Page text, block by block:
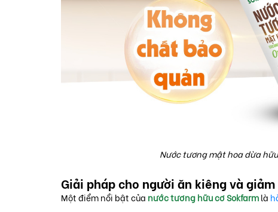
Nước tương mật hoa dừa
Giải pháp cho người ăn kiêng và
Một điểm nổi bật của nước tương hữu cơ Sokfarmlà